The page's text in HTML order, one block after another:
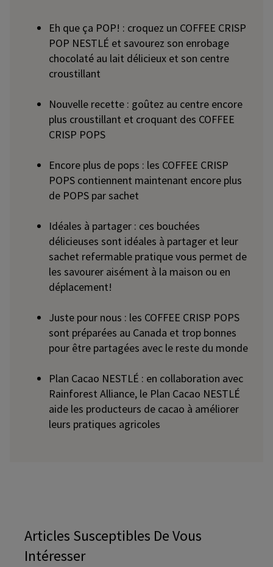
Eh que ça POP! : croquez un COFFEE CRISP
POP NESTLÉ et savourez son enrobage
chocolaté au lait délicieux et son centre
croustillant
Nouvelle recette : goûtez au centre encore
plus croustillant et croquant des COFFEE
CRISP POPS
Encore plus de pops : les COFFEE CRISP
POPS contiennent maintenant encore plus
de POPS par sachet
Idéales à partager : ces bouchées
délicieuses sont idéales à partager et leur
sachet refermable pratique vous permet de
les savourer aisément à la maison ou en
déplacement!
Juste pour nous : les COFFEE CRISP POPS
sont préparées au Canada et trop bonnes
pour être partagées avec le reste du monde
Plan Cacao NESTLÉ : en collaboration avec
Rainforest Alliance, le Plan Cacao NESTLÉ
aide les producteurs de cacao à améliorer
leurs pratiques agricoles
Articles Susceptibles De Vous
Intéresser